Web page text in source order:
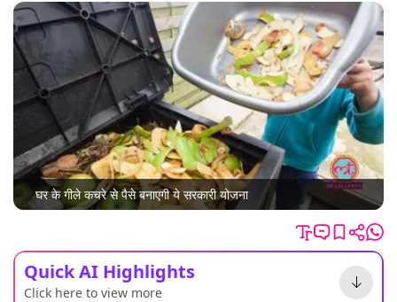
घर के गीले कचरे से पैसे बनाएगी ये सरकारी योजना
Quick AI Highlights
Click here to view more